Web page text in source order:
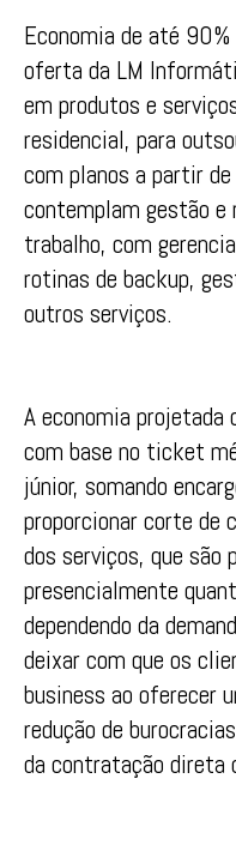
Economia de até
oferta da LM
em produtos e
residencial, para
com planos a partir
contemplam gestão e
trabalho, com
rotinas de backup,
outros serviços.
A economia projetada
com base no ticket
júnior, somando
proporcionar corte de
dos serviços, que são
presencialmente
dependendo da
deixar com que os
business ao oferecer
redução de
da contratação direta